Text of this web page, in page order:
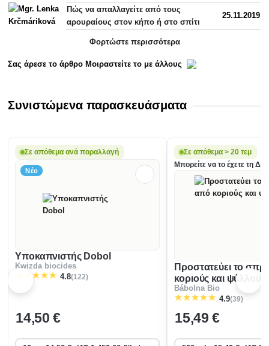
Πώς να απαλλαγείτε από τους
αρουραίους στον κήπο ή στο σπίτι
25.11.2019
Φορτώστε περισσότερα
Σας άρεσε το άρθρο Μοιραστείτε το με άλλους
Συνιστώμενα παρασκευάσματα
Σε απόθεμα ανά παραλλαγή
Νέο
Υποκαπνιστής Dobol
Kwizda biocides
4.8(122)
14,50 €
Σε απόθεμα > 20 τεμ
Μπορείτε να το έχετε τη
Προστατεύει το
κοριούς και ψύλλους
Bábolna Bio
4.9(39)
15,49 €